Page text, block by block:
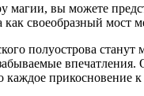
магии, вы можете
как своеобразный
полуострова станут
каждое прикосновение